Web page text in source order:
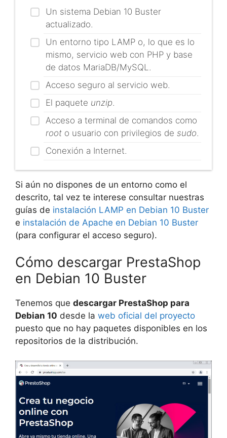
Un sistema Debian 10 Buster
actualizado.
Un entorno tipo LAMP o, lo que es lo
mismo, servicio web con PHP y base
de datos MariaDB/MySQL.
Acceso seguro al servicio web.
El paquete unzip
Acceso a terminal de comandos como
root o usuario con privilegios de sudo
Conexión a Internet.
Si aún no dispones de un entorno como el
descrito, tal vez te interese consultar nuestras
guías de instalación LAMP en Debian 10 Buster
e instalación de Apache en Debian 10 Buster
(para configurar el acceso seguro).
Cómo descargar PrestaShop
en Debian 10 Buster
Tenemos que descargar PrestaShop para
Debian 10 desde la web oficial del proyecto
puesto que no hay paquetes disponibles en los
repositorios de la distribución.